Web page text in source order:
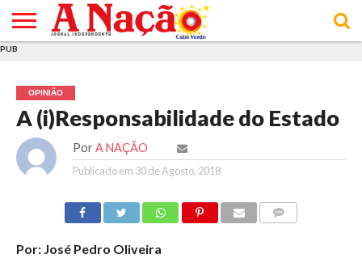
E DE
COOKIES
DE
UTILIZAÇÃO
PUB
OPINIÃO
A (i)Responsabilidade do Estado
Por A NAÇÃO
Publicado em 30 de Agosto, 2018
Por: José Pedro Oliveira